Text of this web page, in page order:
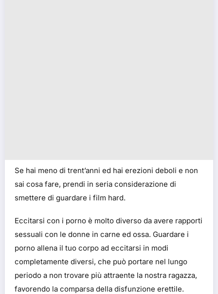
Se hai meno di trent’anni ed hai erezioni deboli e non
sai cosa fare, prendi in seria considerazione di
smettere di guardare i film hard.
Eccitarsi con i porno è molto diverso da avere rapporti
sessuali con le donne in carne ed ossa. Guardare i
porno allena il tuo corpo ad eccitarsi in modi
completamente diversi, che può portare nel lungo
periodo a non trovare più attraente la nostra ragazza,
favorendo la comparsa della disfunzione erettile.